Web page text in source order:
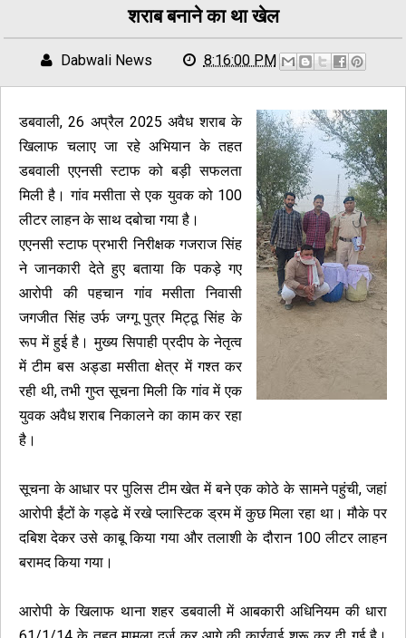
शराब बनाने का था खेल
Dabwali News 8:16:00 PM
डबवाली, 26 अप्रैल 2025 अवैध शराब के
खिलाफ चलाए जा रहे अभियान के तहत
डबवाली एएनसी स्टाफ को बड़ी सफलता
मिली है। गांव मसीता से एक युवक को 100
लीटर लाहन के साथ दबोचा गया है।
एएनसी स्टाफ प्रभारी निरीक्षक गजराज सिंह
ने जानकारी देते हुए बताया कि पकड़े गए
आरोपी की पहचान गांव मसीता निवासी
जगजीत सिंह उर्फ जग्गू पुत्र मिट्ठू सिंह के
रूप में हुई है। मुख्य सिपाही प्रदीप के नेतृत्व
में टीम बस अड्डा मसीता क्षेत्र में गश्त कर
रही थी, तभी गुप्त सूचना मिली कि गांव में एक
युवक अवैध शराब निकालने का काम कर रहा
है।
सूचना के आधार पर पुलिस टीम खेत में बने एक कोठे के सामने पहुंची, जहां
आरोपी ईंटों के गड्ढे में रखे प्लास्टिक ड्रम में कुछ मिला रहा था। मौके पर
दबिश देकर उसे काबू किया गया और तलाशी के दौरान 100 लीटर लाहन
बरामद किया गया।
आरोपी के खिलाफ थाना शहर डबवाली में आबकारी अधिनियम की धारा